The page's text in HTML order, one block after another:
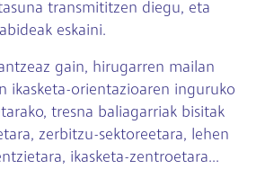
transmititzen diegu, eta
eskaini.
gain, hirugarren mailan
ikasketa-orientazioaren inguruko
tresna baliagarriak bisitak
zerbitzu-sektoreetara, lehen
ikasketa-zentroetara...